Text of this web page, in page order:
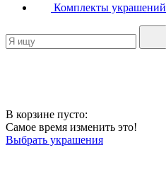
Комплекты украшений
В корзине пусто:
Самое время изменить это!
Выбрать украшения